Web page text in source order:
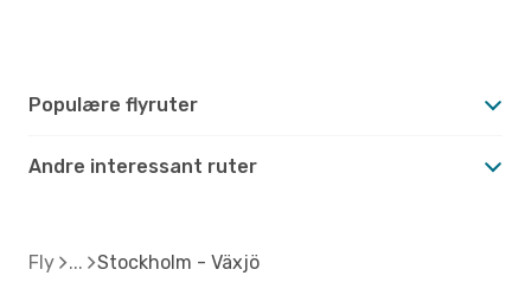
Populære flyruter
Andre interessant ruter
Fly Stockholm - Växjö